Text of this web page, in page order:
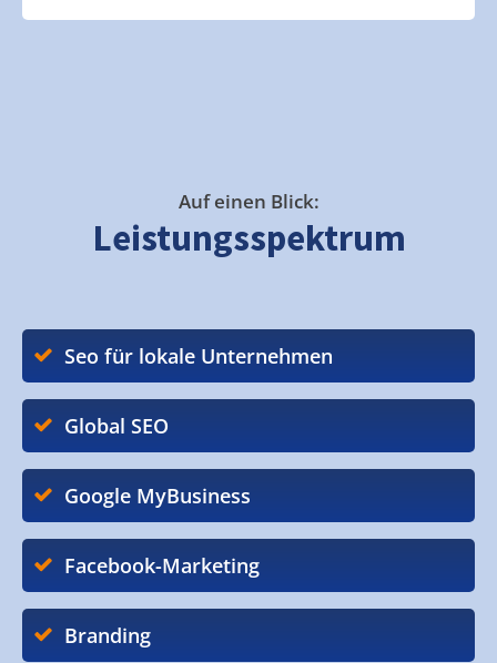
Auf einen Blick:
Leistungsspektrum
Seo für lokale Unternehmen
Global SEO
Google MyBusiness
Facebook-Marketing
Branding